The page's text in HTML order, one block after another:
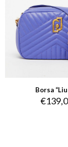
Borsa “Liu
€